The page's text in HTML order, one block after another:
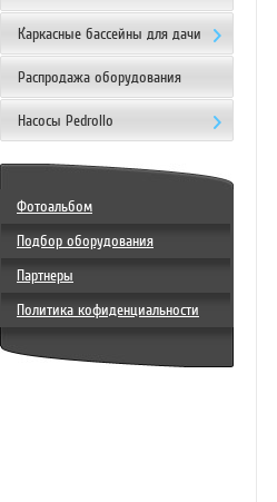
Каркасные бассейны для дачи
Распродажа оборудования
Насосы Pedrollo
Фотоальбом
Подбор оборудования
Партнеры
Политика кофиденциальности